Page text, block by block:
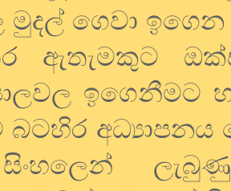
මුදල් ගෙවා
ඇතැමකුට
ඉගෙනීමට